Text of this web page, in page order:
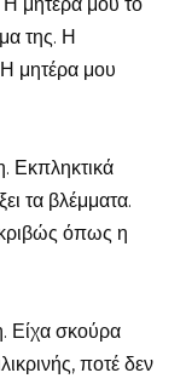
της. Η
μητέρα μου
Εκπληκτικά
τα βλέμματα.
όπως η
Είχα σκούρα
ποτέ δεν